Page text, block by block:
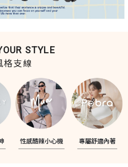
STYLE
格支線
性感酷辣小心機 專屬舒適內著